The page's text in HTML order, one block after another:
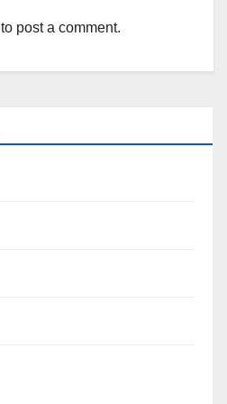
to post a comment.